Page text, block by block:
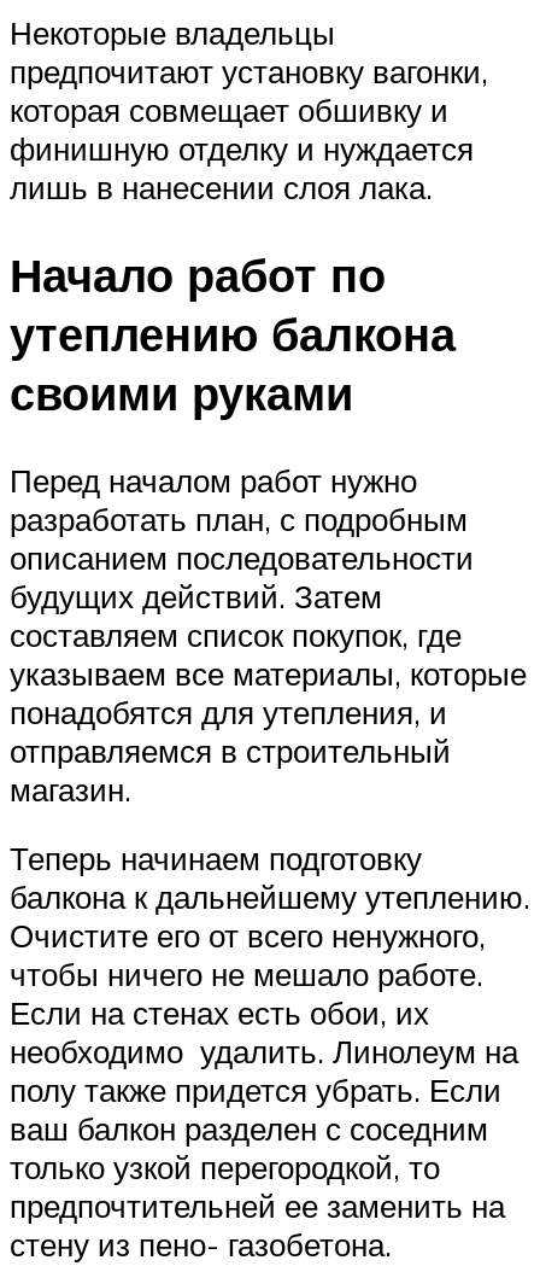
Некоторые владельцы
предпочитают установку вагонки,
которая совмещает обшивку и
финишную отделку и нуждается
лишь в нанесении слоя лака.
Начало работ по
утеплению балкона
своими руками
Перед началом работ нужно
разработать план, с подробным
описанием последовательности
будущих действий. Затем
составляем список покупок, где
указываем все материалы, которые
понадобятся для утепления, и
отправляемся в строительный
магазин.
Теперь начинаем подготовку
балкона к дальнейшему утеплению.
Очистите его от всего ненужного,
чтобы ничего не мешало работе.
Если на стенах есть обои, их
необходимо удалить. Линолеум на
полу также придется убрать. Если
ваш балкон разделен с соседним
только узкой перегородкой, то
предпочтительней ее заменить на
стену из пено- газобетона.